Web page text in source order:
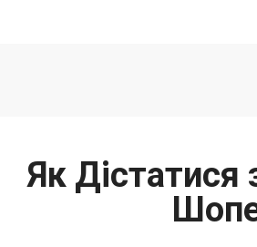
Як Дістатися